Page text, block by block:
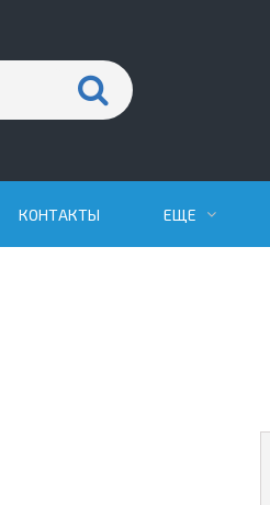
КОНТАКТЫ ЕЩЕ